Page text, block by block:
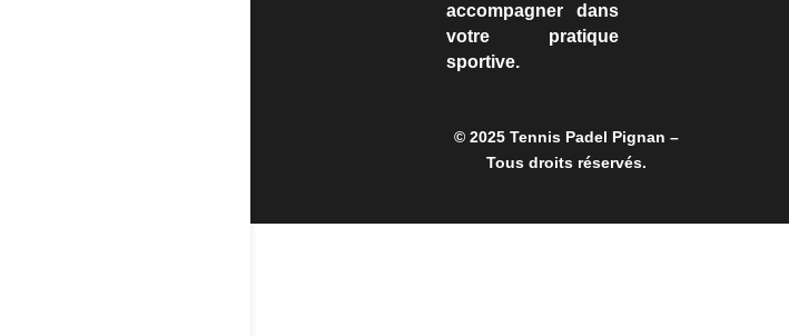
accompagner dans
votre pratique
sportive.
© 2025 Tennis Padel Pignan –
Tous droits réservés.